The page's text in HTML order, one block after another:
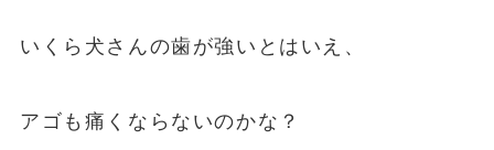
いくら犬さんの歯が強いとはいえ、
アゴも痛くならないのかな？